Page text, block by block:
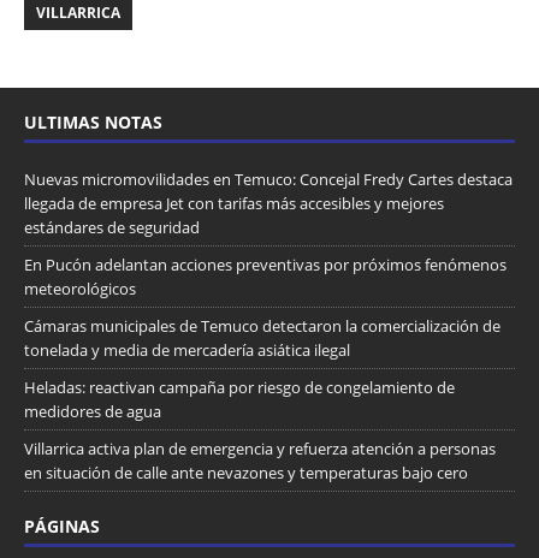
VILLARRICA
ULTIMAS NOTAS
Nuevas micromovilidades en Temuco: Concejal Fredy Cartes destaca
llegada de empresa Jet con tarifas más accesibles y mejores
estándares de seguridad
En Pucón adelantan acciones preventivas por próximos fenómenos
meteorológicos
Cámaras municipales de Temuco detectaron la comercialización de
tonelada y media de mercadería asiática ilegal
Heladas: reactivan campaña por riesgo de congelamiento de
medidores de agua
Villarrica activa plan de emergencia y refuerza atención a personas
en situación de calle ante nevazones y temperaturas bajo cero
PÁGINAS